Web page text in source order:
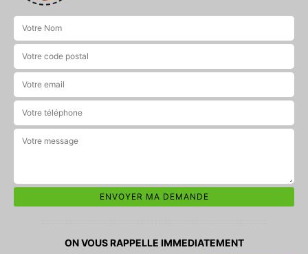
ON VOUS RAPPELLE IMMEDIATEMENT